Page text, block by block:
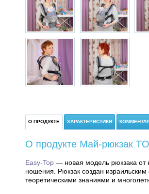
О ПРОДУКТЕ ХАРАКТЕРИСТИКИ
О продукте Май-рюкзак
Easy-Top — новая модель рюкзака от
ношения. Рюкзак создан
теоретическими знаниями и